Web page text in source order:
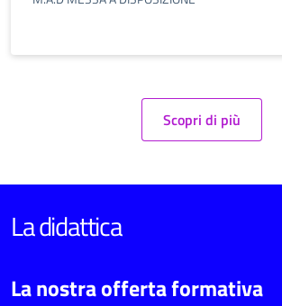
Scopri di più
La didattica
La nostra offerta formativa